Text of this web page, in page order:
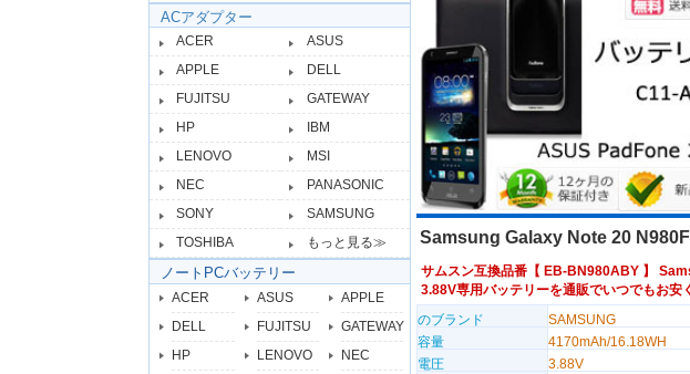
ACアダプター
ACER
ASUS
APPLE
DELL
FUJITSU
GATEWAY
HP
IBM
LENOVO
MSI
NEC
PANASONIC
SONY
SAMSUNG
TOSHIBA
もっと見る≫
ノートPCバッテリー
ACER ASUS
APPLE
DELL
FUJITSU
GATEWAY
HP
LENOVO
NEC
Samsung Galaxy Note 20
サムスン互換品番【 EB-BN980ABY】
3.88V専用バッテリーを通販でいつでもお安
のブランド
SAMSUNG
容量
4170mAh/16.18WH
電圧
3.88V